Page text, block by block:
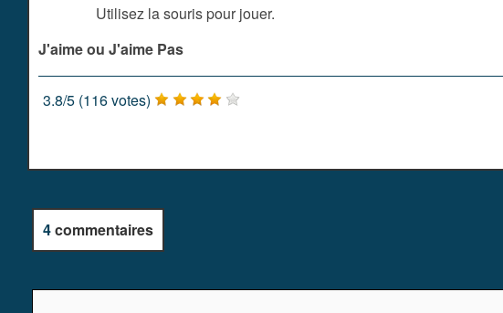
Utilisez la souris pour jouer.
J'aime ou J'aime Pas
3.8/5 (116votes)
4commentaires